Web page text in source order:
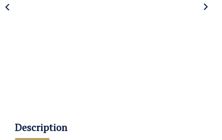
Description